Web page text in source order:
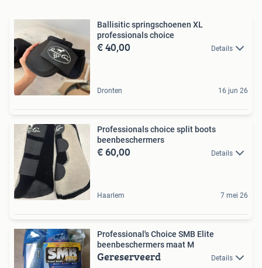
Ballisitic springschoenen XL
professionals choice
€ 40,00 Details
Dronten 16 jun 26
Professionals choice split boots
beenbeschermers
€ 60,00 Details
Haarlem 7 mei 26
Professional's Choice SMB Elite
beenbeschermers maat M
Gereserveerd Details